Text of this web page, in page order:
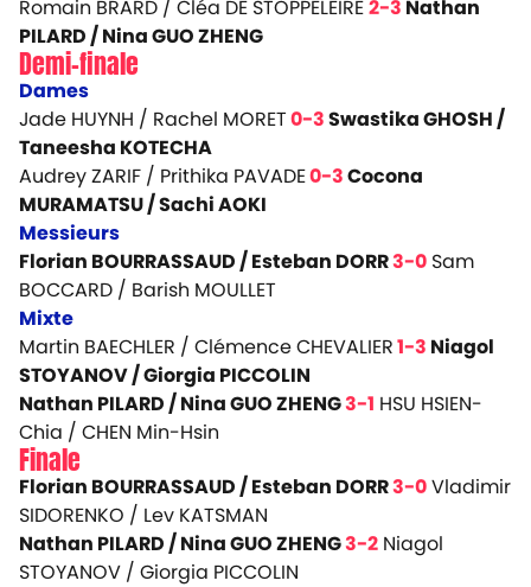
Romain BRARD / Cléa DE STOPPELEIRE2-3 Nathan
PILARD / Nina GUO ZHENG
Demi-finale
Dames
Jade HUYNH / Rachel MORET0-3Swastika GHOSH /
Taneesha KOTECHA
Audrey ZARIF / Prithika PAVADE0-3Cocona
MURAMATSU / Sachi AOKI
Messieurs
Florian BOURRASSAUD / Esteban DORR3-0 Sam
BOCCARD / Barish MOULLET
Mixte
Martin BAECHLER / Clémence CHEVALIER1-3 Niagol
STOYANOV / Giorgia PICCOLIN
Nathan PILARD / Nina GUO ZHENG3-1 HSU HSIEN-
Chia / CHEN Min-Hsin
Finale
Florian BOURRASSAUD / Esteban DORR3-0Vladimir
SIDORENKO / Lev KATSMAN
Nathan PILARD / Nina GUO ZHENG3-2 Niagol
STOYANOV / Giorgia PICCOLIN